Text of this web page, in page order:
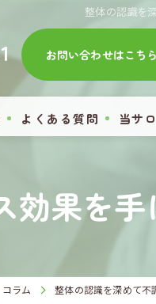
整体の認識を
お問い合わせはこちら
よくある質問 当サ
腰痛
首
効果を
コラム 整体の認識を深めて不